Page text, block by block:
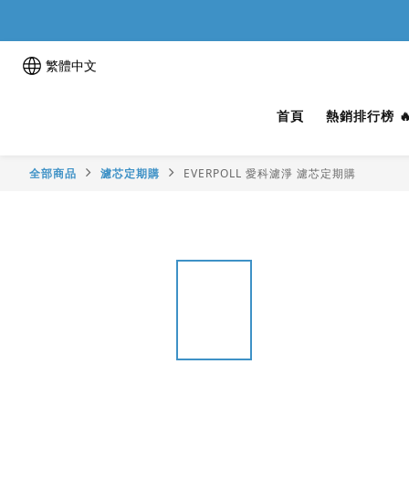
繁體中文
首頁 熱銷排行榜
全部商品 濾芯定期購 EVERPOLL 愛科濾淨 濾芯定期購